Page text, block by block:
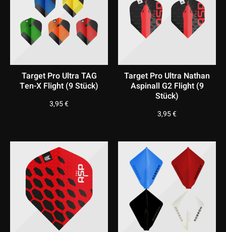
Target Pro Ultra TAG
Ten-X Flight (9 Stück)
3,95€
Target Pro Ultra Nathan
Aspinall G2 Flight (9
Stück)
3,95€